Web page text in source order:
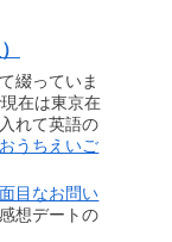
綴っていま
在は東京在
れて英語の
おうちえいご
目なお問い
想デートの